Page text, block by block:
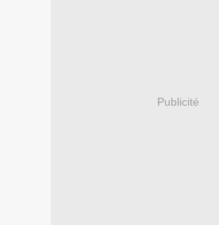
Publicité